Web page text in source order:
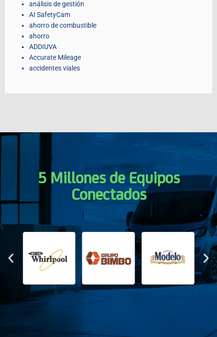
análisis de gestión
AI SafetyCam
ahorro de combustible
ahorro
ADDIUVA
Accurate Mileage
accidentes viales
5 Millones de Equipos
Conectados